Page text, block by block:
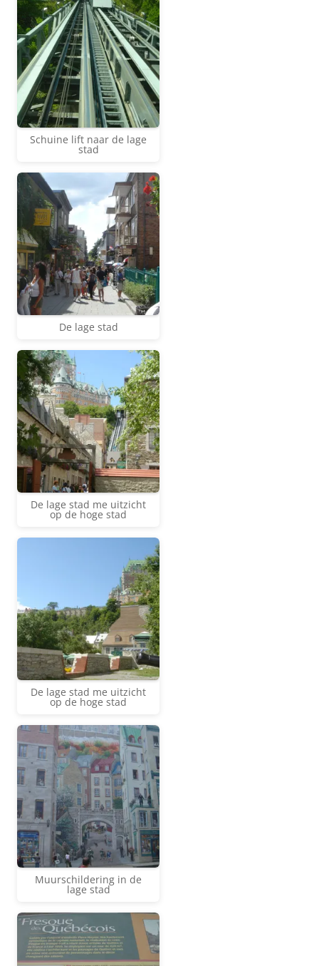
Schuine lift naar de lage
stad
De lage stad
De lage stad me uitzicht
op de hoge stad
De lage stad me uitzicht
op de hoge stad
Muurschildering in de
lage stad